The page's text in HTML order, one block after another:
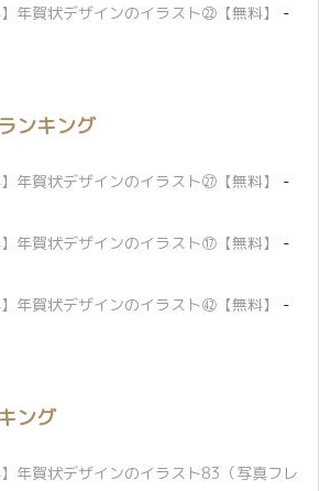
年賀状デザインのイラスト㉒【無料】
-
ンキング
年賀状デザインのイラスト㉗【無料】
-
年賀状デザインのイラスト⑰【無料】
-
年賀状デザインのイラスト㊷【無料】
-
ング
年賀状デザインのイラスト83（写真フレ